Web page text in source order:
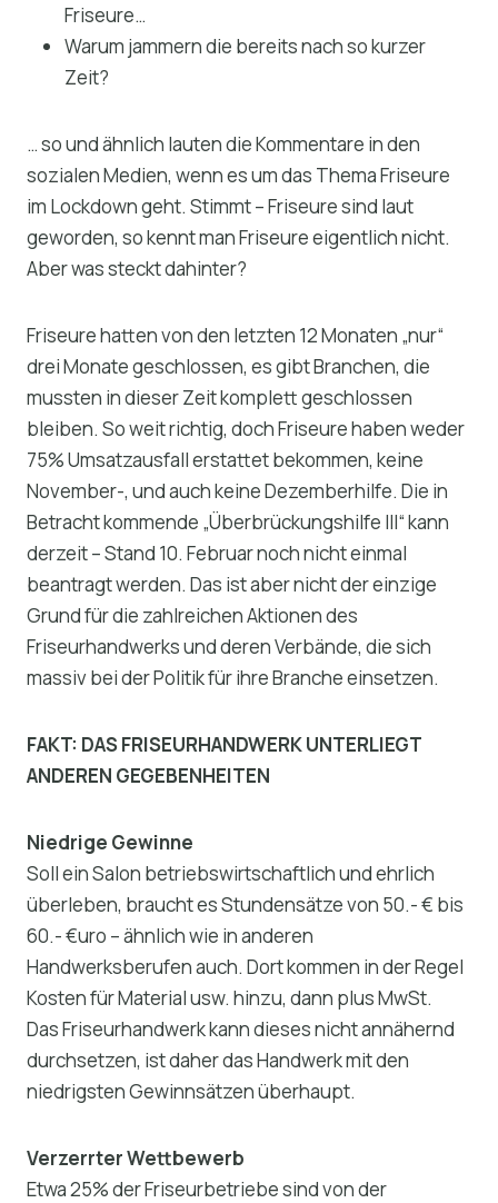
Friseure…
Warum jammern die bereits nach so kurzer
Zeit?
… so und ähnlich lauten die Kommentare in den
sozialen Medien, wenn es um das Thema Friseure
im Lockdown geht. Stimmt – Friseure sind laut
geworden, so kennt man Friseure eigentlich nicht.
Aber was steckt dahinter?
Friseure hatten von den letzten 12 Monaten „nur“
drei Monate geschlossen, es gibt Branchen, die
mussten in dieser Zeit komplett geschlossen
bleiben. So weit richtig, doch Friseure haben weder
75% Umsatzausfall erstattet bekommen, keine
November-, und auch keine Dezemberhilfe. Die in
Betracht kommende „Überbrückungshilfe III“ kann
derzeit – Stand 10. Februar noch nicht einmal
beantragt werden. Das ist aber nicht der einzige
Grund für die zahlreichen Aktionen des
Friseurhandwerks und deren Verbände, die sich
massiv bei der Politik für ihre Branche einsetzen.
FAKT: DAS FRISEURHANDWERK UNTERLIEGT
ANDEREN GEGEBENHEITEN
Niedrige Gewinne
Soll ein Salon betriebswirtschaftlich und ehrlich
überleben, braucht es Stundensätze von 50.- € bis
60.- €uro – ähnlich wie in anderen
Handwerksberufen auch. Dort kommen in der Regel
Kosten für Material usw. hinzu, dann plus MwSt.
Das Friseurhandwerk kann dieses nicht annähernd
durchsetzen, ist daher das Handwerk mit den
niedrigsten Gewinnsätzen überhaupt.
Verzerrter Wettbewerb
Etwa 25% der Friseurbetriebe sind von der